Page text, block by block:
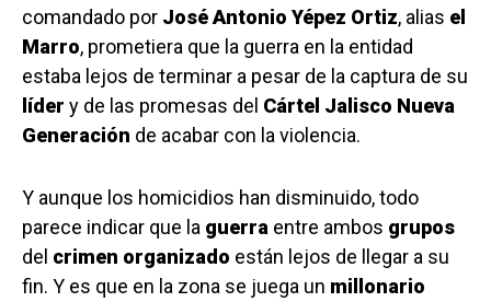
comandado por José Antonio Yépez Ortiz, alias el
Marro, prometiera que la guerra en la entidad
estaba lejos de terminar a pesar de la captura de su
líder y de las promesas del Cártel Jalisco Nueva
Generación de acabar con la violencia.
Y aunque los homicidios han disminuido, todo
parece indicar que la guerra entre ambos grupos
del crimen organizado están lejos de llegar a su
fin. Y es que en la zona se juega un millonario